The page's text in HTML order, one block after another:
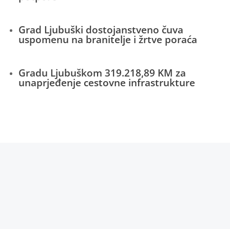
Grad Ljubuški dostojanstveno čuva
uspomenu na branitelje i žrtve poraća
Gradu Ljubuškom 319.218,89 KM za
unaprjeđenje cestovne infrastrukture